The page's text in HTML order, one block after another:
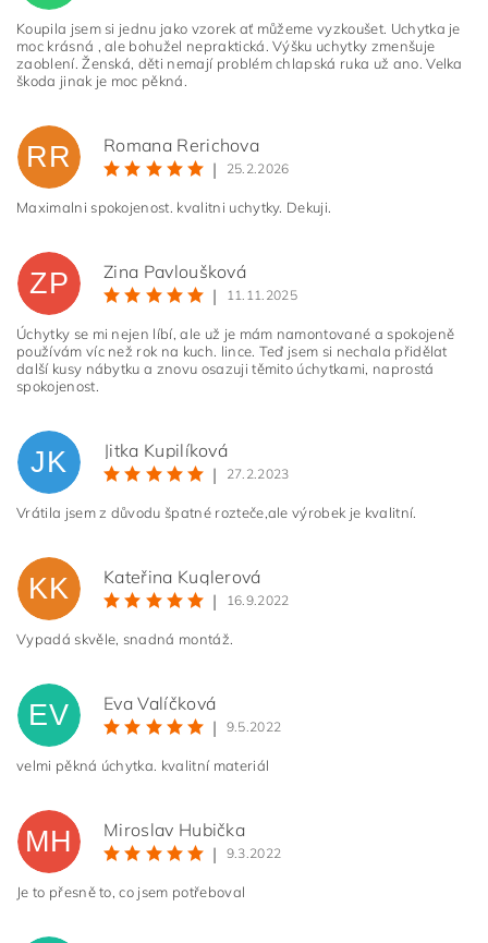
Vložením hodnocení souhlasíte spodmínkami ochrany
osobních údajů
Koupila jsem si jednu jako vzorek ať můžeme vyzkoušet. Uchytka je
moc krásná , ale bohužel nepraktická. Výšku uchytky zmenšuje
zaoblení. Ženská, děti nemají problém chlapská ruka už ano. Velka
škoda jinak je moc pěkná.
RR
Romana Rerichova
|
25.2.2026
Maximalni spokojenost. kvalitni uchytky. Dekuji.
ZP
Zina Pavloušková
|
11.11.2025
Úchytky se mi nejen líbí, ale už je mám namontované a spokojeně
používám víc než rok na kuch. lince. Teď jsem si nechala přidělat
další kusy nábytku a znovu osazuji těmito úchytkami, naprostá
spokojenost.
JK
Jitka Kupilíková
|
27.2.2023
Vrátila jsem z důvodu špatné rozteče,ale výrobek je kvalitní.
KK
Kateřina Kuglerová
|
16.9.2022
Vypadá skvěle, snadná montáž.
EV
Eva Valíčková
|
9.5.2022
velmi pěkná úchytka. kvalitní materiál
MH
Miroslav Hubička
|
9.3.2022
Je to přesně to, co jsem potřeboval